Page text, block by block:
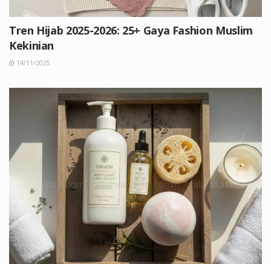
Tren Hijab 2025-2026: 25+ Gaya Fashion Muslim
Kekinian
14/11/2025